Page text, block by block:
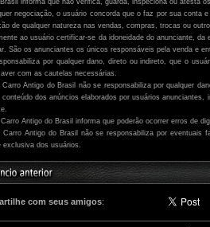
informa que não verifica, guarda, inspeciona ou atesta
negociação, o usuário concorda que o faz por sua conta
de qualquer natureza nas vendas, compras, trocas ou
ao usuário certificar-se da idoneidade do anunciante,
São os anunciantes os únicos responsáveis pela venda e
por qualquer dano, direto ou indireto, que o
com as cautelas necessárias.
Antigo do Brasil não se responsabiliza por qualquer
conteúdo dos anúncios elaborados por usuários
Antigo do Brasil informa que poderão ocorrer erros de
Carro Antigo do Brasil não se responsabiliza por eventuais
exclusiva dos usuários.
com seus amigos: